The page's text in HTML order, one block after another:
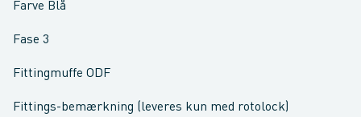
Farve Blå
Fase 3
Fittingmuffe ODF
Fittings-bemærkning (leveres kun med rotolock)